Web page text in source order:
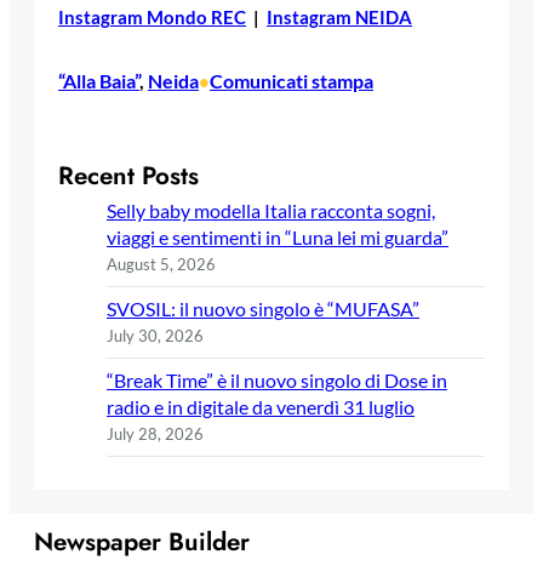
Instagram Mondo REC | Instagram NEIDA
“Alla Baia”, Neida•Comunicati stampa
Recent Posts
Selly baby modella Italia racconta sogni,
viaggi e sentimenti in “Luna lei mi guarda”
August 5, 2026
SVOSIL: il nuovo singolo è “MUFASA”
July 30, 2026
“Break Time” è il nuovo singolo di Dose in
radio e in digitale da venerdì 31 luglio
July 28, 2026
Newspaper Builder